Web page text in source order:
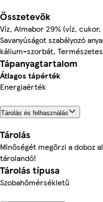
Összetevők
Víz, Almabor 29% (víz,
Savanyúságot szabályozó
kálium-szorbát,
Tápanyagtartalom
Átlagos tápérték
Energiaérték
Tárolás és felhasználás
Tárolás
Minőségét megőrzi a doboz
tárolandó!
Tárolás típusa
Szobahőmérsékletű